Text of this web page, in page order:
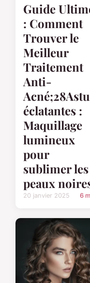
Guide
: Comment
Trouver le
Meilleur
Traitement
Anti-
éclatantes :
Maquillage
lumineux
pour
sublimer les
peaux
20 janvier 2025 6